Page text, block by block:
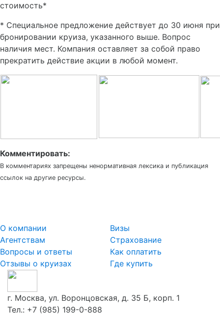
стоимость*
* Специальное предложение действует до 30 июня при
бронировании круиза, указанного выше. Вопрос
наличия мест. Компания оставляет за собой право
прекратить действие акции в любой момент.
Комментировать:
В комментариях запрещены ненормативная лексика и публикация
ссылок на другие ресурсы.
О компании
Агентствам
Вопросы и ответы
Отзывы о круизах
Визы
Страхование
Как оплатить
Где купить
г. Москва, ул. Воронцовская, д. 35 Б, корп. 1
Тел.: +7 (985) 199-0-888